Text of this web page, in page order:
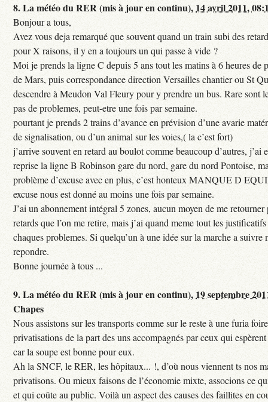
8.La météo du RER (mis à jour en continu), 14 avril 2011,
Bonjour a tous,
Avez vous deja remarqué que souvent quand un train subi des
pour X raisons, il y en a toujours un qui passe à vide ?
Moi je prends la ligne C depuis 5 ans tout les matins à 6 heures de
de Mars, puis correspondance direction Versailles chantier ou St
descendre à Meudon Val Fleury pour y prendre un bus. Rare sont
pas de problemes, peut-etre une fois par semaine.
pourtant je prends 2 trains d’avance en prévision d’une avarie
de signalisation, ou d’un animal sur les voies,( la c’est fort)
j’arrive souvent en retard au boulot comme beaucoup d’autres, j’ai
reprise la ligne B Robinson gare du nord, gare du nord Pontoise,
problème d’excuse avec en plus, c’est honteux MANQUE D
excuse nous est donné au moins une fois par semaine.
J’ai un abonnement intégral 5 zones, aucun moyen de me
retards que l’on me retire, mais j’ai quand meme tout les
chaques problemes. Si quelqu’un à une idée sur la marche a suivre
repondre.
Bonne journée à tous ...
9.La météo du RER (mis à jour en continu), 19 septembre
Chapes
Nous assistons sur les transports comme sur le reste à une furia
privatisations de la part des uns accompagnés par ceux qui
car la soupe est bonne pour eux.
Ah la SNCF, le RER, les hôpitaux... !, d’où nous viennent ts nos
privatisons. Ou mieux faisons de l’économie mixte, associons ce
et qui coûte au public. Voilà un aspect des causes des faillites en